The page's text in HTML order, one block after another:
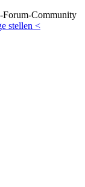
Forum-Community
stellen <